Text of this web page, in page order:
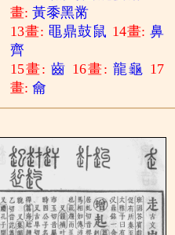
畫:黃黍黑黹
13畫: 黽鼎鼓鼠 14畫:鼻
齊
15畫:齒 16畫:龍龜 17
畫:龠